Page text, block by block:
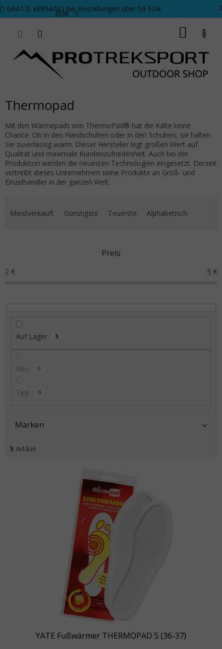
Zum Inhalt springen
GRATIS VERSAND bei Bestellungen über 59 EUR
EUR
Thermopad
Mit den Wärmepads von ThermoPad® hat die Kälte keine
Chance. Ob in den Handschuhen oder in den Schuhen, sie halten
Sie zuverlässig warm. Dieser Hersteller legt großen Wert auf
Qualität und maximale Kundenzufriedenheit. Auch bei der
Produktion werden die neuesten Technologien eingesetzt. Derzeit
vertreibt dieses Unternehmen seine Produkte an Groß- und
Einzelhändler in der ganzen Welt.
Meistverkauft Günstigste Teuerste Alphabetisch
Preis
2 € 5 €
Auf Lager 5
Neu 0
Tipp 0
Marken
5 Artikel
YATE Fußwärmer THERMOPAD S (36-37)